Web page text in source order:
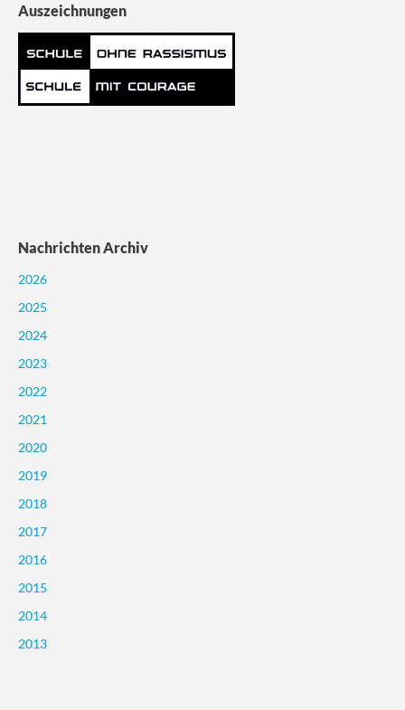
Auszeichnungen
Nachrichten Archiv
2026
2025
2024
2023
2022
2021
2020
2019
2018
2017
2016
2015
2014
2013